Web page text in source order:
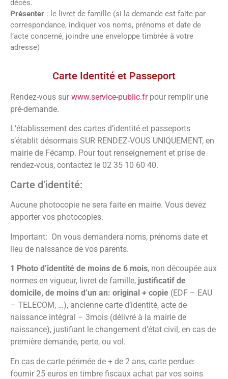
Venez retrouvez les informations
nécessaires sur notre paroisse en cliquant
sur le bouton ci-dessous
Voir la paroisse
décès.
Présenter : le livret de famille (si la demande est faite par
correspondance, indiquer vos noms, prénoms et date de
l’acte concerné, joindre une enveloppe timbrée à votre
adresse)
Carte Identité et Passeport
Rendez-vous sur www.service-public.frpour remplir une
pré-demande.
L’établissement des cartes d’identité et passeports
s’établit désormais SUR RENDEZ-VOUS UNIQUEMENT, en
mairie de Fécamp. Pour tout renseignement et prise de
rendez-vous, contactez le 02 35 10 60 40.
Carte d’identité:
Aucune photocopie ne sera faite en mairie. Vous devez
apporter vos photocopies.
Important: On vous demandera noms, prénoms date et
lieu de naissance de vos parents.
1 Photo d’identité de moins de 6 mois, non découpée aux
normes en vigueur, livret de famille, justificatif de
domicile, de moins d’un an: original + copie (EDF – EAU
– TELECOM, …), ancienne carte d’identité, acte de
naissance intégral – 3mois (délivré à la mairie de
naissance), justifiant le changement d’état civil, en cas de
première demande, perte, ou vol.
En cas de carte périmée de + de 2 ans, carte perdue:
fournir 25 euros en timbre fiscaux achat par vos soins